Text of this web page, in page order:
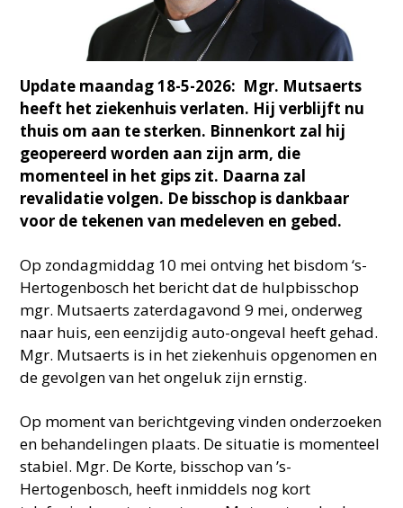
Update maandag 18-5-2026: Mgr. Mutsaerts
heeft het ziekenhuis verlaten. Hij verblijft nu
thuis om aan te sterken. Binnenkort zal hij
geopereerd worden aan zijn arm, die
momenteel in het gips zit. Daarna zal
revalidatie volgen. De bisschop is dankbaar
voor de tekenen van medeleven en gebed.
Op zondagmiddag 10 mei ontving het bisdom ‘s-
Hertogenbosch het bericht dat de hulpbisschop
mgr. Mutsaerts zaterdagavond 9 mei, onderweg
naar huis, een eenzijdig auto-ongeval heeft gehad.
Mgr. Mutsaerts is in het ziekenhuis opgenomen en
de gevolgen van het ongeluk zijn ernstig.
Op moment van berichtgeving vinden onderzoeken
en behandelingen plaats. De situatie is momenteel
stabiel. Mgr. De Korte, bisschop van ’s-
Hertogenbosch, heeft inmiddels nog kort